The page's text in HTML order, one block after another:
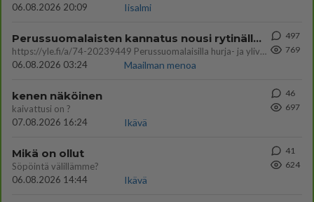
06.08.2026 20:09
Iisalmi
Perussuomalaisten kannatus nousi rytinällä Ylen tänään julkaisemassa tuoreimmassa gallup-kyselyssä.
https://yle.fi/a/74-20239449 Perussuomalaisilla hurja- ja ylivoimaisesti suurin nousu tässä uudessa Ylen gallupissa. Kyl
06.08.2026 03:24
Maailman menoa
497
769
kenen näköinen
kaivattusi on ?
07.08.2026 16:24
Ikävä
46
697
Mikä on ollut
Söpöintä välillämme?
06.08.2026 14:44
Ikävä
41
624